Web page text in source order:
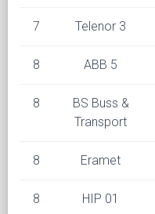
7 Telenor 3
8 ABB 5
8
BS Buss &
Transport
8 Eramet
8 HIP 01